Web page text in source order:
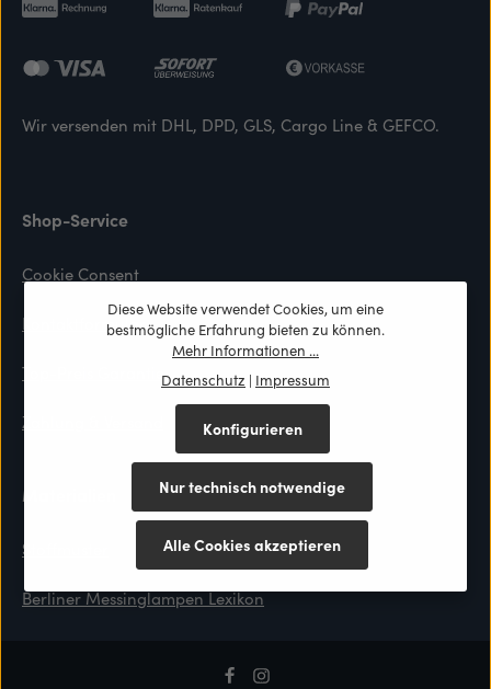
Wir versenden mit DHL, DPD, GLS, Cargo Line & GEFCO.
Shop-Service
Cookie Consent
Kontaktformular
Top-Preis Garantie
Zahlung & Versand
Materialien
Stoffmuster
Berliner Messinglampen Lexikon
Diese Website verwendet Cookies, um eine
bestmögliche Erfahrung bieten zu können.
Mehr Informationen ...
Datenschutz | Impressum
Nur technisch notwendige
Konfigurieren
Alle Cookies akzeptieren